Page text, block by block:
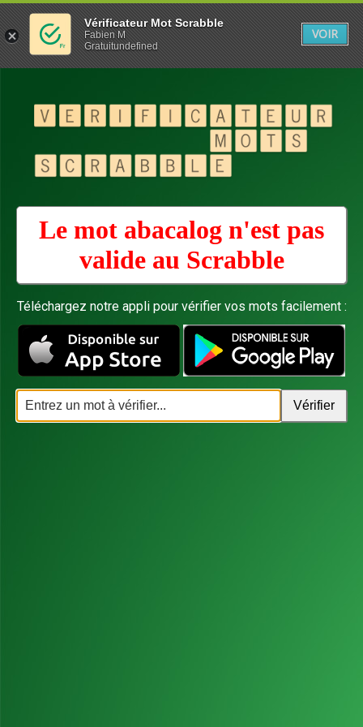
Le mot abacalog n'est pas
valide au Scrabble
Téléchargez notre appli pour vérifier vos mots facilement :
Vérificateur Mot Scrabble
Fabien M
Gratuitundefined
VOIR